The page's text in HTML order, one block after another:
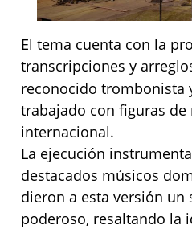
El tema cuenta con la
transcripciones y
reconocido trombonista
trabajado con figuras
internacional.
La ejecución
destacados músicos
dieron a esta versión un
poderoso, resaltando la